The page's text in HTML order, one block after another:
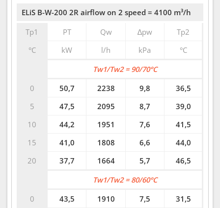
ELiS B-W-200 2R airflow on 2 speed = 4100 m³/h
Tp1
°C
PT Qw ∆pw
Tp2
kW
l/h kPa °C
0
5
10
15
20
Tw1/Tw2 = 90/70°C
50,7
2238 9,8
36,5
47,5
2095 8,7
39,0
44,2
1951 7,6
41,5
41,0
1808 6,6
44,0
37,7
1664 5,7 46,5
0
Tw1/Tw2 = 80/60°C
43,5
1910 7,5
31,5